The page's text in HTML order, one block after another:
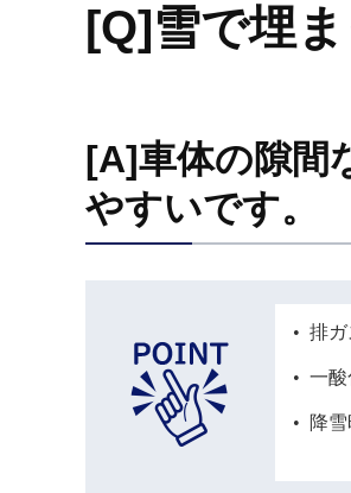
[Q]雪で埋
[A]車体の隙間
やすいです。
排ガ
一酸
降